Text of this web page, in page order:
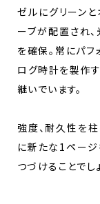
ゼルにグリーン
ーブが配置され
を確保。常にパ
ログ時計を製作
継いでいます。
強度、耐久性を
に新たな1ページ
つづけることでし